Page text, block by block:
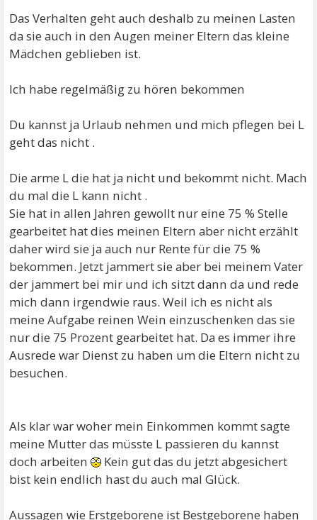
Das Verhalten geht auch deshalb zu meinen Lasten
da sie auch in den Augen meiner Eltern das kleine
Mädchen geblieben ist.
Ich habe regelmäßig zu hören bekommen
Du kannst ja Urlaub nehmen und mich pflegen bei L
geht das nicht .
Die arme L die hat ja nicht und bekommt nicht. Mach
du mal die L kann nicht .
Sie hat in allen Jahren gewollt nur eine 75 % Stelle
gearbeitet hat dies meinen Eltern aber nicht erzählt
daher wird sie ja auch nur Rente für die 75 %
bekommen. Jetzt jammert sie aber bei meinem Vater
der jammert bei mir und ich sitzt dann da und rede
mich dann irgendwie raus. Weil ich es nicht als
meine Aufgabe reinen Wein einzuschenken das sie
nur die 75 Prozent gearbeitet hat. Da es immer ihre
Ausrede war Dienst zu haben um die Eltern nicht zu
besuchen.
Als klar war woher mein Einkommen kommt sagte
meine Mutter das müsste L passieren du kannst
doch arbeiten
Kein gut das du jetzt abgesichert
bist kein endlich hast du auch mal Glück.
Aussagen wie Erstgeborene ist Bestgeborene haben